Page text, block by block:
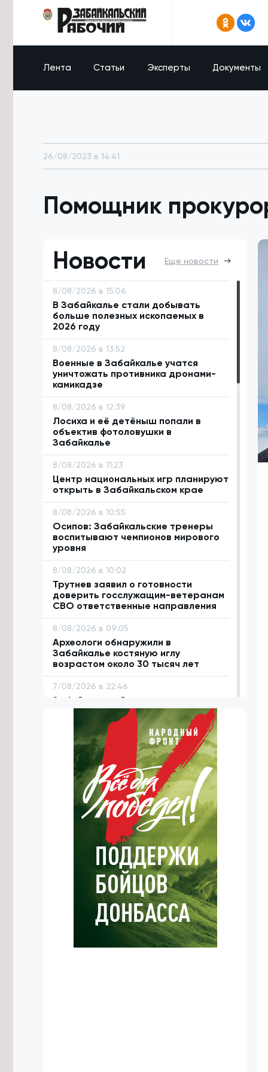
Лента Статьи Эксперты Документы
26/08/2023 в 14:41
Помощник
Новости
Еще новости
8/08/2026 в 15:06
В Забайкалье стали добывать
больше полезных ископаемых в
2026 году
8/08/2026 в 13:52
Военные в Забайкалье учатся
уничтожать противника дронами-
камикадзе
8/08/2026 в 12:39
Лосиха и её детёныш попали в
объектив фотоловушки в
Забайкалье
8/08/2026 в 11:23
Центр национальных игр планируют
открыть в Забайкальском крае
8/08/2026 в 10:55
Осипов: Забайкальские тренеры
воспитывают чемпионов мирового
уровня
8/08/2026 в 10:02
Трутнев заявил о готовности
доверить госслужащим-ветеранам
СВО ответственные направления
8/08/2026 в 09:05
Археологи обнаружили в
Забайкалье костяную иглу
возрастом около 30 тысяч лет
7/08/2026 в 22:46
Забайкальский строительно-
промышленный форум пройдет 8
7/08/2026 в 21:18
Осипов поблагодарил Президента
РФ и полпреда ДФО за поддержку
Забайкалья
7/08/2026 в 20:13
Забайкалье покажут в программе
«Неизвестные маршруты России»
на федеральном телеканале
7/08/2026 в 20:09
Жительница Читы обратила
внимание на разрушающуюся
Театральную площадь
7/08/2026 в 19:29
Путь к школе и детсаду
благоустроили в Дульдурге по